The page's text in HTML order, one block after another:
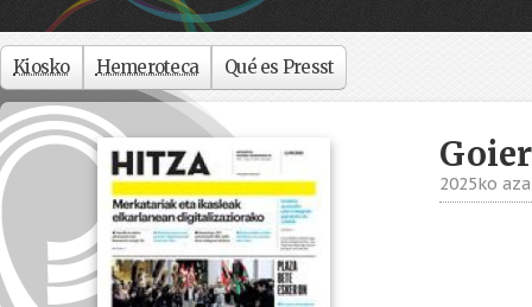
Kiosko Hemeroteca Qué es Presst
2025ko